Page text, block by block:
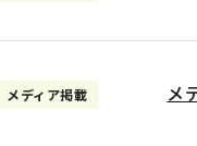
メディア掲載 メ